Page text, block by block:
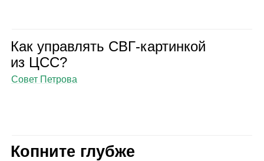
Как управ­лять СВГ‑кар­тин­кой
из ЦСС?
Совет Петрова
Копните глубже